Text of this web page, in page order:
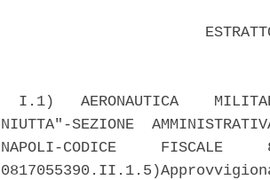
I.1)   AERONAUTICA
NIUTTA"-SEZIONE
NAPOLI-CODICE     FISCALE